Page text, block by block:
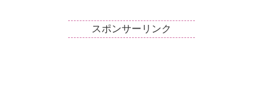
スポンサーリンク